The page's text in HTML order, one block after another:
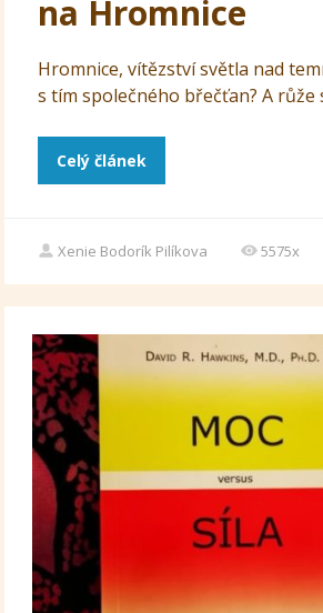
na Hromnice
Hromnice, vítězství světla nad
s tím společného břečťan? A růže
Celý článek
Xenie Bodorík Pilíkova 5575x